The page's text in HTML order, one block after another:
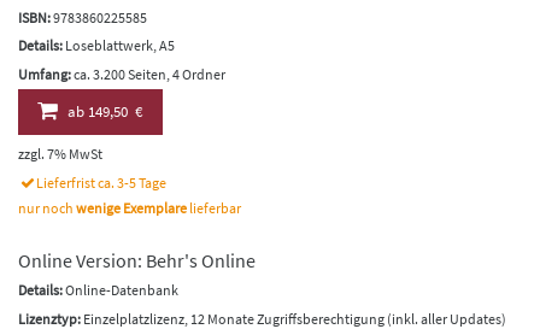
ISBN:9783860225585
Details: Loseblattwerk, A5
Umfang:ca. 3.200 Seiten, 4 Ordner
ab149,50 €
zzgl. 7% MwSt
Lieferfrist ca. 3-5 Tage
nur noch wenige Exemplare lieferbar
Online Version: Behr's Online
Details:Online-Datenbank
Lizenztyp: Einzelplatzlizenz, 12 Monate Zugriffsberechtigung (inkl. aller Updates)